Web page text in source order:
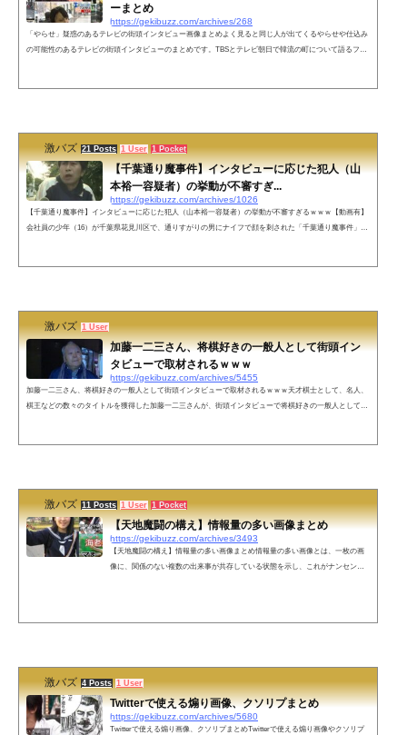
ーまとめ
https://gekibuzz.com/archives/268
「やらせ」疑惑のあるテレビの街頭インタビュー画像まとめよく見ると同じ人が出てくるやらせや仕込み
の可能性のあるテレビの街頭インタビューのまとめです。TBSとテレビ朝日で韓流の町について語るファ
激バズ 21 Posts 1 User 1 Pocket
【千葉通り魔事件】インタビューに応じた犯人（山
本裕一容疑者）の挙動が不審すぎ...
https://gekibuzz.com/archives/1026
【千葉通り魔事件】インタビューに応じた犯人（山本裕一容疑者）の挙動が不審すぎるｗｗｗ【動画有】
会社員の少年（16）が千葉県花見川区で、通りすがりの男にナイフで顔を刺された「千葉通り魔事件」
激バズ 1 User
加藤一二三さん、将棋好きの一般人として街頭イン
タビューで取材されるｗｗｗ
https://gekibuzz.com/archives/5455
加藤一二三さん、将棋好きの一般人として街頭インタビューで取材されるｗｗｗ天才棋士として、名人、
棋王などの数々のタイトルを獲得した加藤一二三さんが、街頭インタビューで将棋好きの一般人として取
激バズ 11 Posts 1 User 1 Pocket
【天地魔闘の構え】情報量の多い画像まとめ
https://gekibuzz.com/archives/3493
【天地魔闘の構え】情報量の多い画像まとめ情報量の多い画像とは、一枚の画
像に、関係のない複数の出来事が共存している状態を示し、これがナンセンス
激バズ 4 Posts 1 User
Twitterで使える煽り画像、クソリプまとめ
https://gekibuzz.com/archives/5680
Twitterで使える煽り画像、クソリプまとめTwitterで使える煽り画像やクソリプ